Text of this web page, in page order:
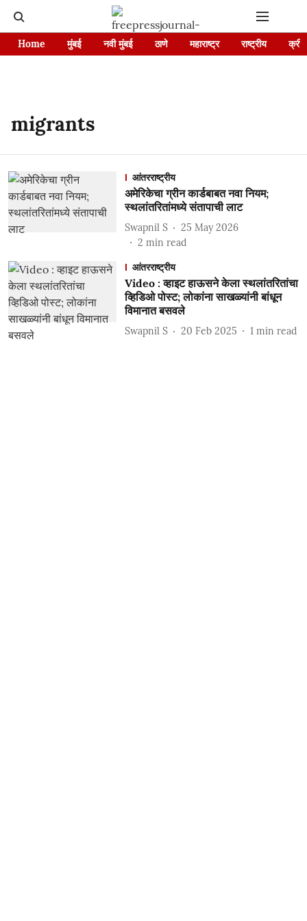
Home मुंबई नवी मुंबई ठाणे महाराष्ट्र राष्ट्रीय
migrants
आंतरराष्ट्रीय
अमेरिकेचा ग्रीन कार्डबाबत नवा नियम;
स्थलांतरितांमध्ये संतापाची लाट
Swapnil S
25 May 2026
2 min read
आंतरराष्ट्रीय
Video : व्हाइट हाऊसने केला स्थलांतरितांचा
व्हिडिओ पोस्ट; लोकांना साखळ्यांनी बांधून
विमानात बसवले
Swapnil S 20 Feb 2025 1 min read